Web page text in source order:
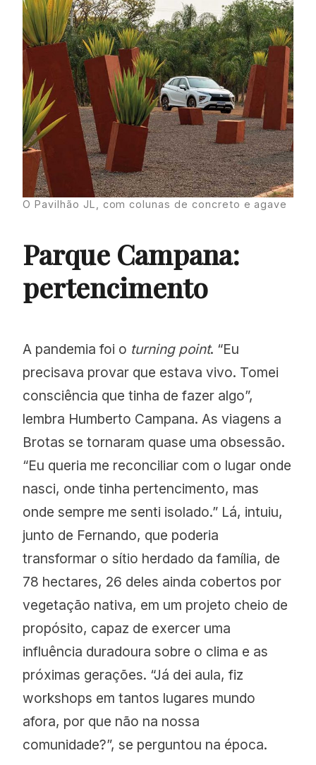
O Pavilhão JL, com colunas de concreto e agave
Parque Campana:
pertencimento
A pandemia foi o turning point. “Eu
precisava provar que estava vivo. Tomei
consciência que tinha de fazer algo”,
lembra Humberto Campana. As viagens a
Brotas se tornaram quase uma obsessão.
“Eu queria me reconciliar com o lugar onde
nasci, onde tinha pertencimento, mas
onde sempre me senti isolado.” Lá, intuiu,
junto de Fernando, que poderia
transformar o sítio herdado da família, de
78 hectares, 26 deles ainda cobertos por
vegetação nativa, em um projeto cheio de
propósito, capaz de exercer uma
influência duradoura sobre o clima e as
próximas gerações. “Já dei aula, fiz
workshops em tantos lugares mundo
afora, por que não na nossa
comunidade?”, se perguntou na época.